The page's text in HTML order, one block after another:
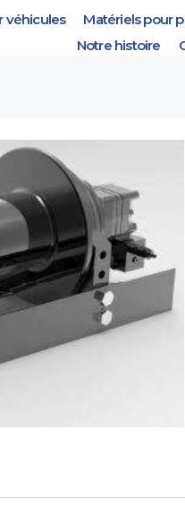
véhicules Matériels pour
Notre histoire